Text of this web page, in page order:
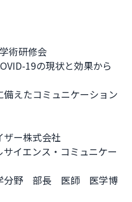
術研修会
19の現状と効果から
コミュニケーション
ー株式会社
ス・コミュニケー
長　医師　医学博